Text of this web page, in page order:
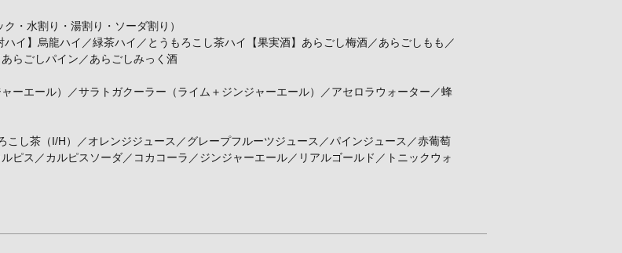
・水割り・湯割り・ソーダ割り）
イ】烏龍ハイ／緑茶ハイ／とうもろこし茶ハイ【果実酒】あらごし梅酒／あらごしもも／
らごしパイン／あらごしみっく酒
ーエール）／サラトガクーラー（ライム＋ジンジャーエール）／アセロラウォーター／蜂
し茶（I/H）／オレンジジュース／グレープフルーツジュース／パインジュース／赤葡萄
ピス／カルピスソーダ／コカコーラ／ジンジャーエール／リアルゴールド／トニックウォ